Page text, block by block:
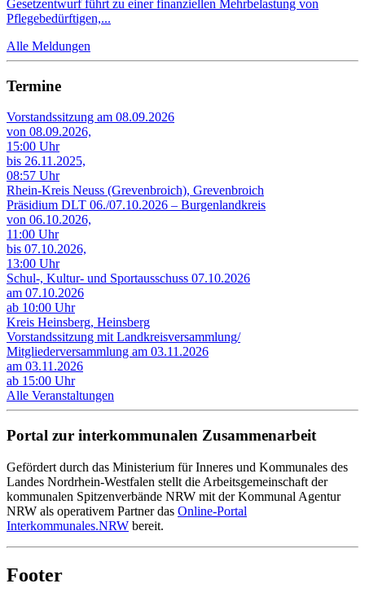
Gesetzentwurf führt zu einer finanziellen Mehrbelastung von
Pflegebedürftigen,...
Alle Meldungen
Termine
Vorstandssitzung am 08.09.2026
von 08.09.2026,
15:00 Uhr
bis 26.11.2025,
08:57 Uhr
Rhein-Kreis Neuss (Grevenbroich), Grevenbroich
Präsidium DLT 06./07.10.2026 – Burgenlandkreis
von 06.10.2026,
11:00 Uhr
bis 07.10.2026,
13:00 Uhr
Schul-, Kultur- und Sportausschuss 07.10.2026
am 07.10.2026
ab 10:00 Uhr
Kreis Heinsberg, Heinsberg
Vorstandssitzung mit Landkreisversammlung/
Mitgliederversammlung am 03.11.2026
am 03.11.2026
ab 15:00 Uhr
Alle Veranstaltungen
Portal zur interkommunalen Zusammenarbeit
Gefördert durch das Ministerium für Inneres und Kommunales des
Landes Nordrhein-Westfalen stellt die Arbeitsgemeinschaft der
kommunalen Spitzenverbände NRW mit der Kommunal Agentur
NRW als operativem Partner das Online-Portal
Interkommunales.NRW bereit.
Footer